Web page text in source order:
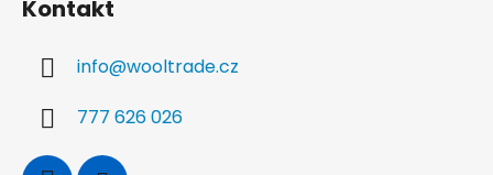
Kontakt
info@wooltrade.cz
777 626 026